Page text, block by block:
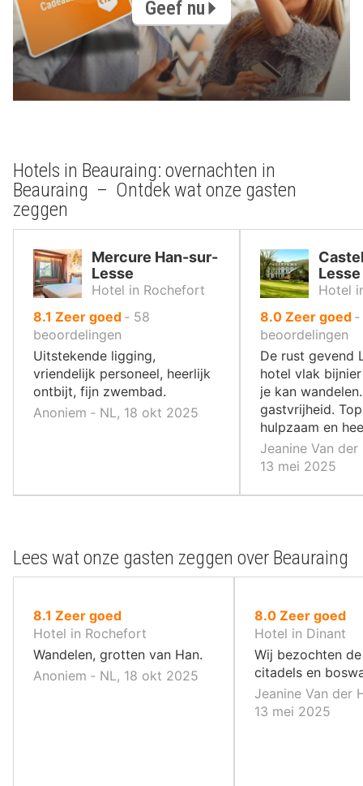
Geef nu
Hotels in Beauraing: overnachten in
Beauraing – Ontdek wat onze gasten
zeggen
Mercure Han-sur-
Lesse
Hotel in Rochefort
8.1 uit
10
,
Zeer goed ‐ 58
beoordelingen
Uitstekende ligging,
vriendelijk personeel, heerlijk
ontbijt, fijn zwembad.
Anoniem ‐ NL, 18 okt 2025
Lesse
Hotel
8.0uit
10
,
Zeer goed ‐
beoordelingen
De rust gevend
hotel vlak
je kan
gastvrijheid.
hulpzaam en
Jeanine Van der
13 mei 2025
Lees wat onze gasten zeggen over Beauraing
8.1 uit
10
,
Zeer goed
Hotel in Rochefort
Wandelen, grotten van Han.
Anoniem ‐ NL, 18 okt 2025
8.0uit
10
,
Zeer goed
Hotel in Dinant
Wij bezochten
citadels en
Jeanine Van der
13 mei 2025